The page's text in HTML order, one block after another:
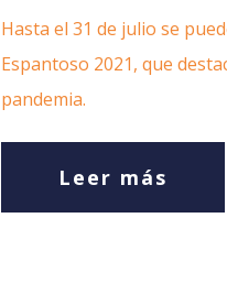
Hasta el 31 de julio se
Espantoso 2021, que
pandemia.
Leer más